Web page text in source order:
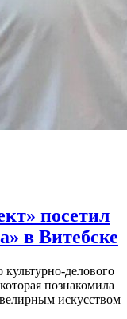
посетил
в Витебске
делового
познакомила
искусством